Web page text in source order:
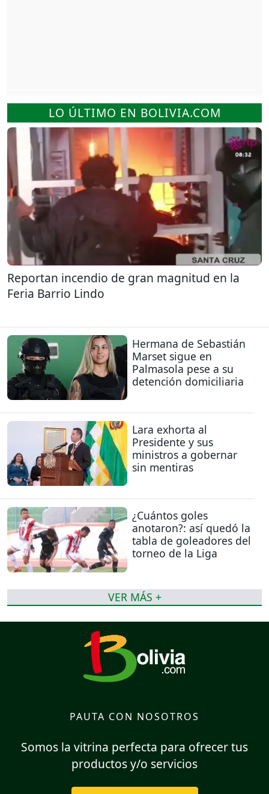
LO ÚLTIMO EN BOLIVIA.COM
Reportan incendio de gran magnitud en la
Feria Barrio Lindo
Hermana de Sebastián
Marset sigue en
Palmasola pese a su
detención domiciliaria
Lara exhorta al
Presidente y sus
ministros a gobernar
sin mentiras
¿Cuántos goles
anotaron?: así quedó la
tabla de goleadores del
torneo de la Liga
VER MÁS +
PAUTA CON NOSOTROS
Somos la vitrina perfecta para ofrecer tus
productos y/o servicios